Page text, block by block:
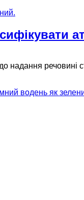
надання
водень як